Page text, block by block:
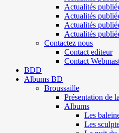
Actualités
Actualités
Actualités
Actualités
Contactez nous
Contact editeur
Contact
BDD
Albums BD
Broussaille
Présentation de
Albums
Les
Les